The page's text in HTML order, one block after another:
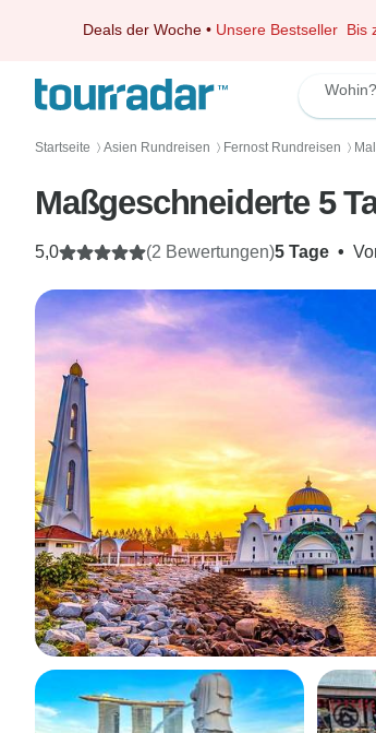
Deals der Woche • Unsere Bestseller Bis
Wohin?
Startseite 〉 Asien Rundreisen 〉 Fernost Rundreisen 〉
Maßgeschneiderte 5
5 Tage •
5,0 (2 Bewertungen)